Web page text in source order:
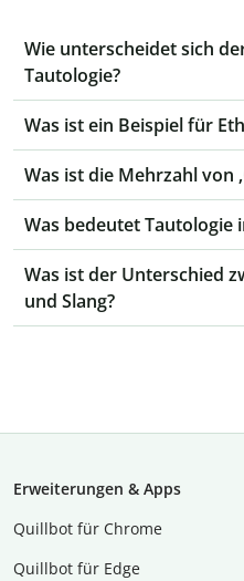
Wie unterscheidet sich
Tautologie?
Was ist ein Beispiel für
Was ist die Mehrzahl von
Was bedeutet Tautologie
Was ist der Unterschied
und Slang?
Erweiterungen & Apps
Quillbot für Chrome
Quillbot für Edge